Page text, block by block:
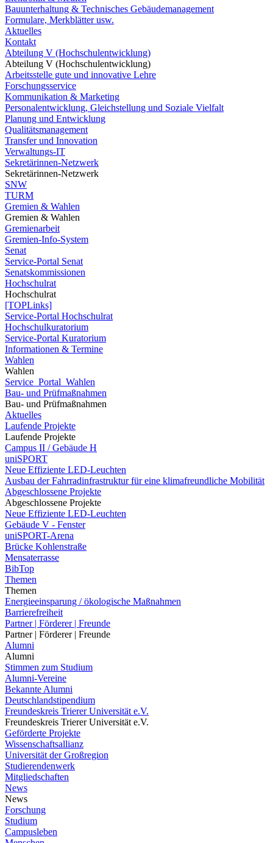
Bauunterhaltung & Technisches Gebäudemanagement
Formulare, Merkblätter usw.
Aktuelles
Kontakt
Abteilung V (Hochschulentwicklung)
Abteilung V (Hochschulentwicklung)
Arbeitsstelle gute und innovative Lehre
Forschungsservice
Kommunikation & Marketing
Personalentwicklung, Gleichstellung und Soziale Vielfalt
Planung und Entwicklung
Qualitätsmanagement
Transfer und Innovation
Verwaltungs-IT
Sekretärinnen-Netzwerk
Sekretärinnen-Netzwerk
SNW
TURM
Gremien & Wahlen
Gremien & Wahlen
Gremienarbeit
Gremien-Info-System
Senat
Service-Portal Senat
Senatskommissionen
Hochschulrat
Hochschulrat
[TOPLinks]
Service-Portal Hochschulrat
Hochschulkuratorium
Service-Portal Kuratorium
Informationen & Termine
Wahlen
Wahlen
Service_Portal_Wahlen
Bau- und Prüfmaßnahmen
Bau- und Prüfmaßnahmen
Aktuelles
Laufende Projekte
Laufende Projekte
Campus II / Gebäude H
uniSPORT
Neue Effiziente LED-Leuchten
Ausbau der Fahrradinfrastruktur für eine klimafreundliche Mobilität
Abgeschlossene Projekte
Abgeschlossene Projekte
Neue Effiziente LED-Leuchten
Gebäude V - Fenster
uniSPORT-Arena
Brücke Kohlenstraße
Mensaterrasse
BibTop
Themen
Themen
Energieeinsparung / ökologische Maßnahmen
Barrierefreiheit
Partner | Förderer | Freunde
Partner | Förderer | Freunde
Alumni
Alumni
Stimmen zum Studium
Alumni-Vereine
Bekannte Alumni
Deutschlandstipendium
Freundeskreis Trierer Universität e.V.
Freundeskreis Trierer Universität e.V.
Geförderte Projekte
Wissenschaftsallianz
Universität der Großregion
Studierendenwerk
Mitgliedschaften
News
News
Forschung
Studium
Campusleben